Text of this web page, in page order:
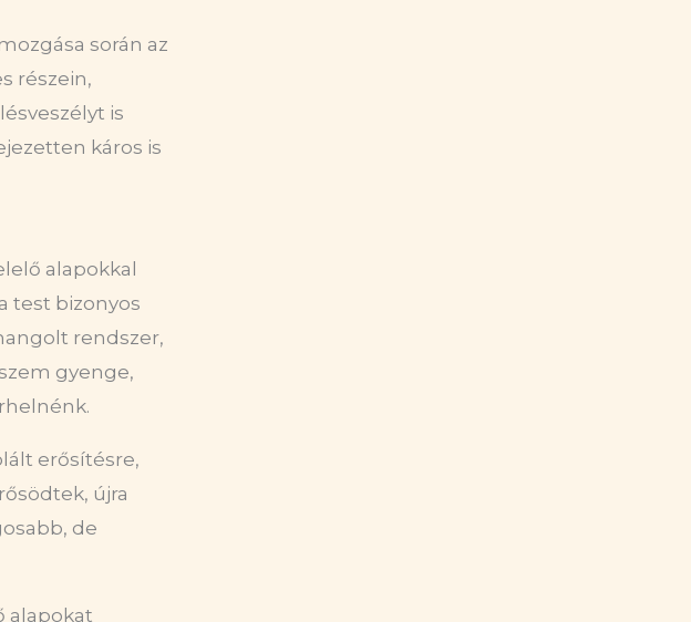
során az
részein,
is
káros is
alapokkal
test bizonyos
rendszer,
gyenge,
erősítésre,
újra
de
alapokat